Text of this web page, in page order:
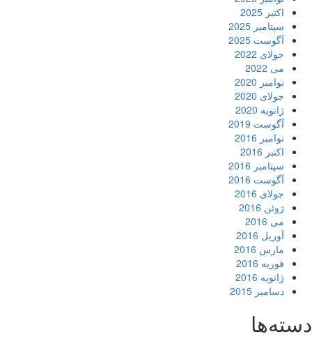
اکتبر 2025
سپتامبر 2025
آگوست 2025
جولای 2022
می 2022
نوامبر 2020
جولای 2020
ژانویه 2020
آگوست 2019
نوامبر 2016
اکتبر 2016
سپتامبر 2016
آگوست 2016
جولای 2016
ژوئن 2016
می 2016
آوریل 2016
مارس 2016
فوریه 2016
ژانویه 2016
دسامبر 2015